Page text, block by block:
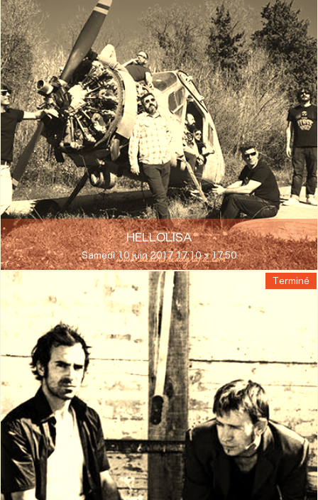
HELLOLISA
Samedi 10 juin 2017 17:10 > 17:50
Terminé